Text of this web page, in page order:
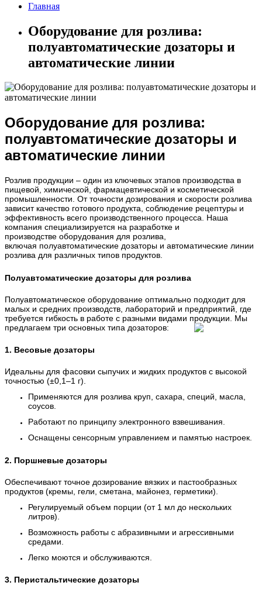
Главная
Оборудование для розлива:
полуавтоматические дозаторы и
автоматические линии
Оборудование для розлива:
полуавтоматические дозаторы и
автоматические линии
Розлив продукции – один из ключевых этапов производства в
пищевой, химической, фармацевтической и косметической
промышленности. От точности дозирования и скорости розлива
зависит качество готового продукта, соблюдение рецептуры и
эффективность всего производственного процесса. Наша
компания специализируется на разработке и
производстве оборудования для розлива,
включая полуавтоматические дозаторы и автоматические линии
розлива для различных типов продуктов.
Полуавтоматические дозаторы для розлива
Полуавтоматическое оборудование оптимально подходит для
малых и средних производств, лабораторий и предприятий, где
требуется гибкость в работе с разными видами продукции. Мы
предлагаем три основных типа дозаторов:
1. Весовые дозаторы
Идеальны для фасовки сыпучих и жидких продуктов с высокой
точностью (±0,1–1 г).
Применяются для розлива круп, сахара, специй, масла,
соусов.
Работают по принципу электронного взвешивания.
Оснащены сенсорным управлением и памятью настроек.
2. Поршневые дозаторы
Обеспечивают точное дозирование вязких и пастообразных
продуктов (кремы, гели, сметана, майонез, герметики).
Регулируемый объем порции (от 1 мл до нескольких
литров).
Возможность работы с абразивными и агрессивными
средами.
Легко моются и обслуживаются.
3. Перистальтические дозаторы